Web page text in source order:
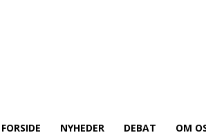
FORSIDE NYHEDER DEBAT OM